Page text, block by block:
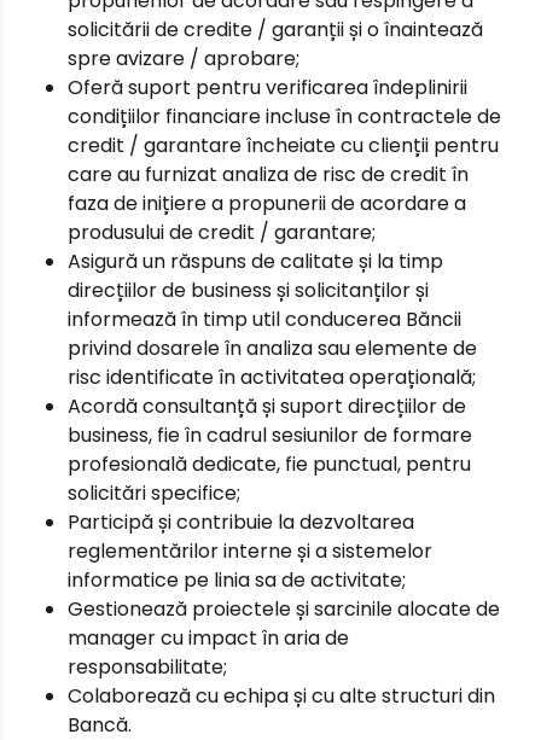
solicitării de credite / garanții și o înaintează
spre avizare / aprobare;
Oferă suport pentru verificarea îndeplinirii
condițiilor financiare incluse în contractele de
credit / garantare încheiate cu clienții pentru
care au furnizat analiza de risc de credit în
faza de inițiere a propunerii de acordare a
produsului de credit / garantare;
Asigură un răspuns de calitate și la timp
direcțiilor de business și solicitanților și
informează în timp util conducerea Băncii
privind dosarele în analiza sau elemente de
risc identificate în activitatea operațională;
Acordă consultanță și suport direcțiilor de
business, fie în cadrul sesiunilor de formare
profesională dedicate, fie punctual, pentru
solicitări specifice;
Participă și contribuie la dezvoltarea
reglementărilor interne și a sistemelor
informatice pe linia sa de activitate;
Gestionează proiectele și sarcinile alocate de
manager cu impact în aria de
responsabilitate;
Colaborează cu echipa și cu alte structuri din
Bancă.